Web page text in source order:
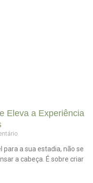
Eleva a Experiência
a sua estadia, não se
a cabeça. É sobre criar